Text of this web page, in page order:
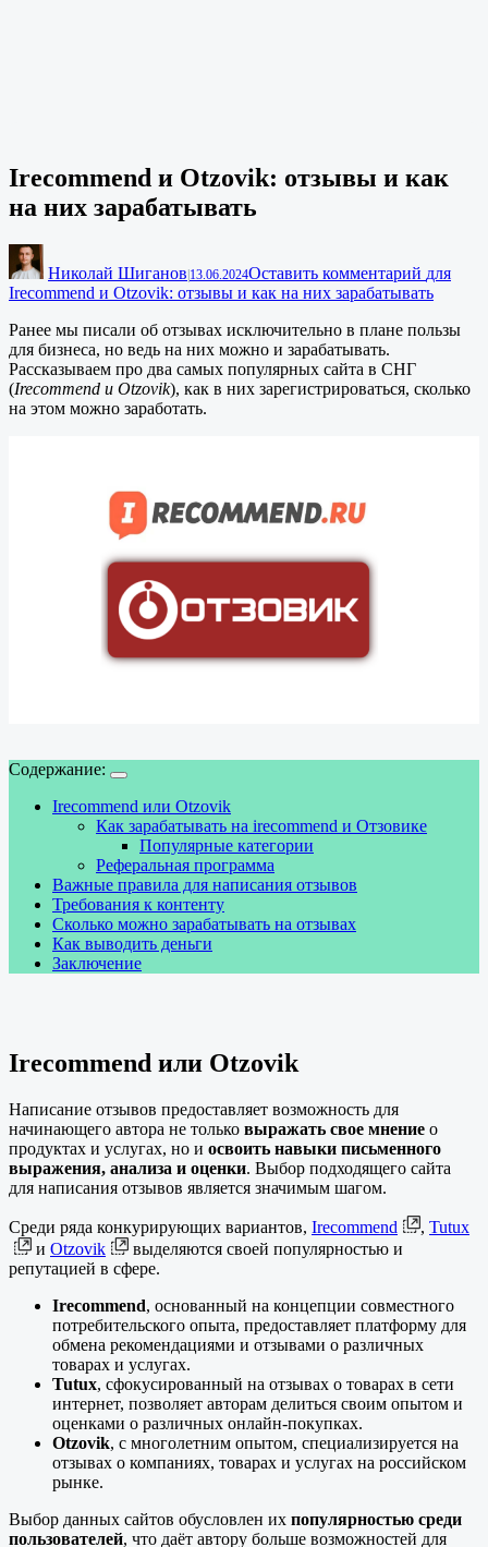
Irecommend и Otzovik: отзывы и как
на них зарабатывать
Николай Шиганов 13.06.2024Оставить комментарий для
Irecommend и Otzovik: отзывы и как на них зарабатывать
Ранее мы писали об отзывах исключительно в плане пользы
для бизнеса, но ведь на них можно и зарабатывать.
Рассказываем про два самых популярных сайта в СНГ
(Irecommend и Otzovik), как в них зарегистрироваться, сколько
на этом можно заработать.
Содержание:
Irecommend или Otzovik
Как зарабатывать на irecommend и Отзовике
Популярные категории
Реферальная программа
Важные правила для написания отзывов
Требования к контенту
Сколько можно зарабатывать на отзывах
Как выводить деньги
Заключение
Irecommend или Otzovik
Написание отзывов предоставляет возможность для
начинающего автора не только выражать свое мнение о
продуктах и услугах, но и освоить навыки письменного
выражения, анализа и оценки. Выбор подходящего сайта
для написания отзывов является значимым шагом.
Среди ряда конкурирующих вариантов, Irecommend , Tutux
и Otzovik
выделяются своей популярностью и
репутацией в сфере.
Irecommend, основанный на концепции совместного
потребительского опыта, предоставляет платформу для
обмена рекомендациями и отзывами о различных
товарах и услугах.
Tutux, сфокусированный на отзывах о товарах в сети
интернет, позволяет авторам делиться своим опытом и
оценками о различных онлайн-покупках.
Otzovik, с многолетним опытом, специализируется на
отзывах о компаниях, товарах и услугах на российском
рынке.
Выбор данных сайтов обусловлен их популярностью среди
пользователей, что даёт автору больше возможностей для